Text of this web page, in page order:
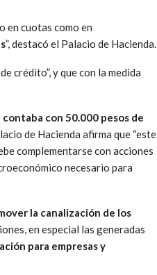
en cuotas como en
”, destacó el Palacio de Hacienda.
crédito”, y que con la medida
contaba con 50.000 pesos de
de Hacienda afirma que “este
complementarse con acciones
necesario para
la canalización de los
en especial las generadas
para empresas y